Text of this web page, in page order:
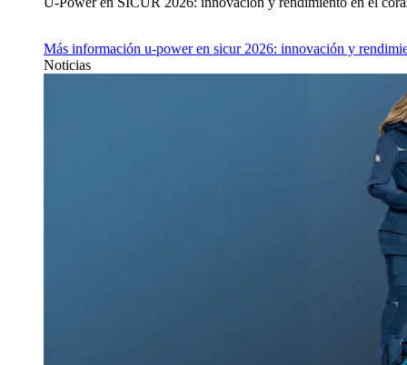
Más información u‑power en sicur 2026: innovación y
Noticias